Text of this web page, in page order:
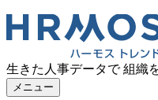
生きた人事データで 組織
メニュー